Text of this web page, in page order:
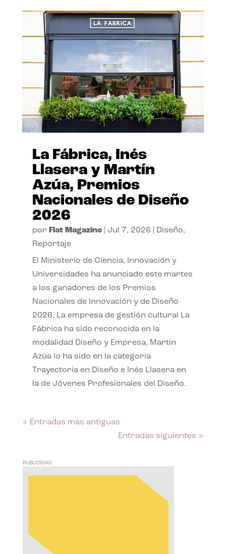
La Fábrica, Inés
Llasera y Martín
Azúa, Premios
Nacionales de Diseño
2026
por Flat Magazine| Jul 7, 2026 Diseño,
Reportaje
El Ministerio de Ciencia, Innovación y
Universidades ha anunciado este martes
a los ganadores de los Premios
Nacionales de Innovación y de Diseño
2026. La empresa de gestión cultural La
Fábrica ha sido reconocida en la
modalidad Diseño y Empresa, Martín
Azúa lo ha sido en la categoría
Trayectoria en Diseño e Inés Llasera en
la de Jóvenes Profesionales del Diseño.
« Entradas más antiguas
Entradas siguientes »
PUBLICIDAD